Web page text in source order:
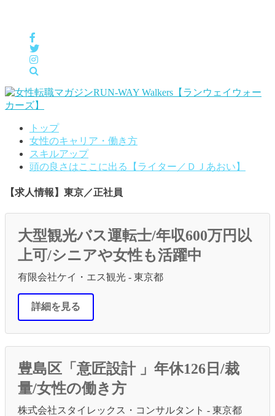
トップ
女性のキャリア・働き方
スキルアップ
頭の良さはここに出る【ライター／ＤＪあおい】
【求人情報】東京／正社員
大型観光バス運転士/年収600万円以
上可/シニアや女性も活躍中
有限会社ケイ・エス観光 - 東京都
詳細を見る
豊島区「意匠設計 」年休126日/裁
量/女性の働き方
株式会社スタイレックス・コンサルタント - 東京都